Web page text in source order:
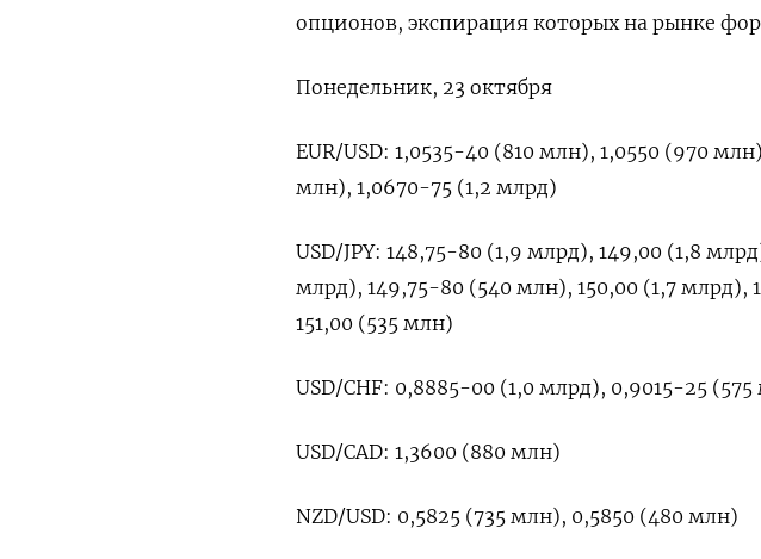
опционов, экспирация которых на рынке
Понедельник, 23 октября
EUR/USD: 1,0535-40 (810 млн), 1,0550 (970
млн), 1,0670-75 (1,2 млрд)
USD/JPY: 148,75-80 (1,9 млрд), 149,00 (1,8
млрд), 149,75-80 (540 млн), 150,00 (1,7 млрд),
151,00 (535 млн)
USD/CHF: 0,8885-00 (1,0 млрд), 0,9015-25
USD/CAD: 1,3600 (880 млн)
NZD/USD: 0,5825 (735 млн), 0,5850 (480 млн)